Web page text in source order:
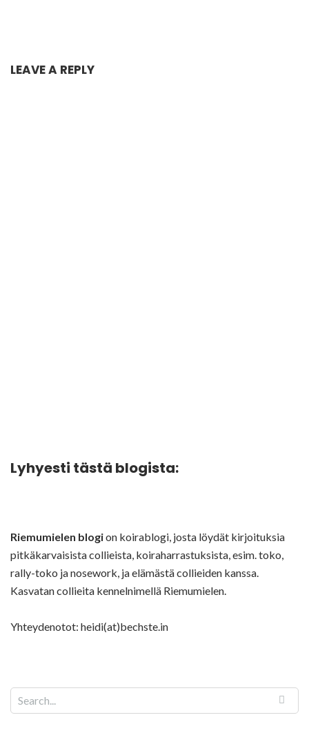
LEAVE A REPLY
Lyhyesti tästä blogista:
Riemumielen blogion koirablogi, josta löydät kirjoituksia
pitkäkarvaisista collieista, koiraharrastuksista, esim. toko,
rally-toko ja nosework, ja elämästä collieiden kanssa.
Kasvatan collieita kennelnimellä Riemumielen.
Yhteydenotot: heidi(at)bechste.in